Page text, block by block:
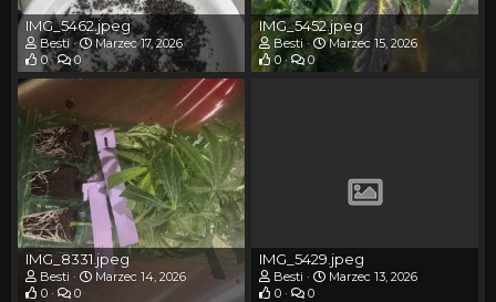
IMG_5462.jpeg
Besti
Marzec 17, 2026
0
0
IMG_5452.jpeg
Besti
Marzec 15, 2026
0
0
IMG_8331.jpeg
Besti
Marzec 14, 2026
0
0
IMG_5429.jpeg
Besti
Marzec 13, 2026
0
0